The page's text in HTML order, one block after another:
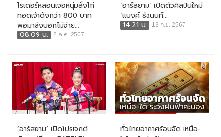
ไรเดอร์หลอนเจอหนุ่มสั่งไก่
ทอดเจ้าดังกว่า 800 บาท
พอมาส่งบอกไม่จ่าย...
08:09 น.
2 ต.ค. 2567
‘อาร์สยาม’ เปิดตัวศิลปินใหม่
‘แบงค์ ธัชนนท์...
14:21 น.
13 ก.ย. 2567
‘อาร์สยาม’ เปิดโปรเจกต์
ทั่วไทยอากาศร้อนจัด เหนือ-